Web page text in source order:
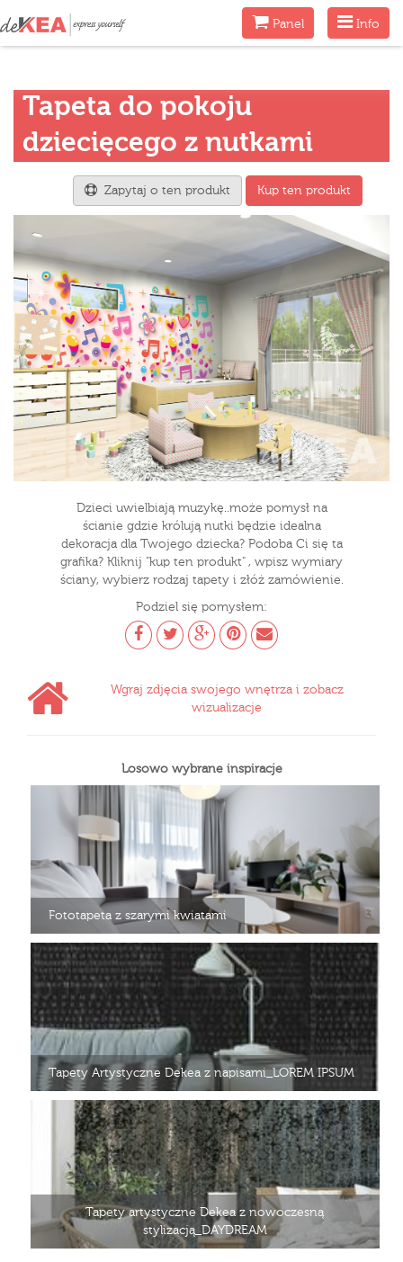
Menu
Info
MenuPanel
Tapeta do pokoju
dziecięcego z nutkami
Zapytaj o ten produkt Kup ten produkt
Dzieci uwielbiają muzykę..może pomysł na
ścianie gdzie królują nutki będzie idealna
dekoracja dla Twojego dziecka? Podoba Ci się ta
grafika? Kliknij "kup ten produkt" , wpisz wymiary
ściany, wybierz rodzaj tapety i złóż zamówienie.
Podziel się pomysłem:
Wgraj zdjęcia swojego wnętrza i zobacz
wizualizacje
Losowo wybrane inspiracje
Fototapeta z szarymi kwiatami
Tapety Artystyczne Dekea z napisami_LOREM IPSUM
Tapety artystyczne Dekea z nowoczesną
stylizacją_DAYDREAM